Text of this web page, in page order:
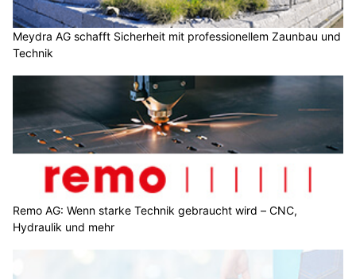
Meydra AG schafft Sicherheit mit professionellem Zaunbau und
Technik
Remo AG: Wenn starke Technik gebraucht wird – CNC,
Hydraulik und mehr